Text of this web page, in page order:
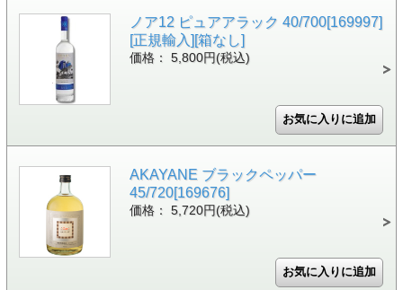
ノア12 ピュアアラック 40/700[169997]
[正規輸入][箱なし]
価格： 5,800円(税込)
AKAYANE ブラックペッパー
45/720[169676]
価格： 5,720円(税込)